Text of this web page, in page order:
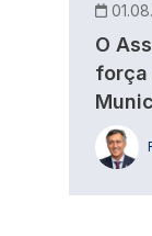
O
força